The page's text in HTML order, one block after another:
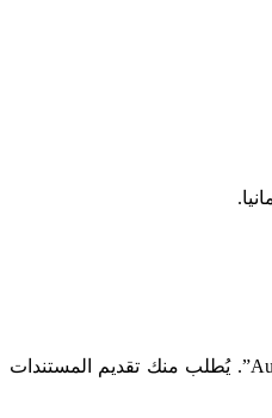
بمجرد وصولك إلى ألمانيا، يجب عليك التسجيل في مكتب شؤون الأجانب “Ausländerbehörde” في منطقة إقامتك خلال ثلاثة أشهر وطلب تصريح الإقامة “Aufenthaltserlaubnis”. يُطلب منك تقديم المستندات